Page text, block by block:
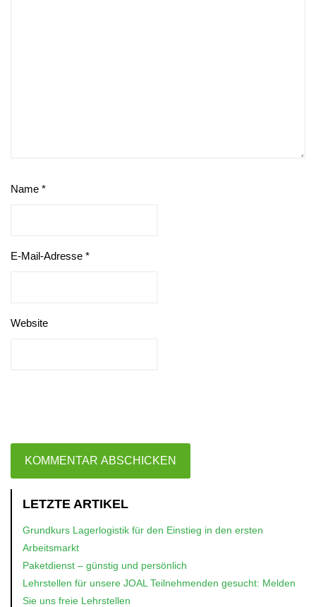
Name *
E-Mail-Adresse *
Website
LETZTE ARTIKEL
Grundkurs Lagerlogistik für den Einstieg in den ersten
Arbeitsmarkt
Paketdienst – günstig und persönlich
Lehrstellen für unsere JOAL Teilnehmenden gesucht: Melden
Sie uns freie Lehrstellen